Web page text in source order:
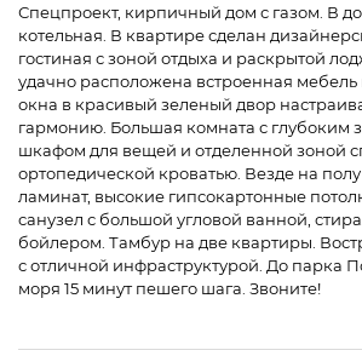
Спецпроект, кирпичный дом с газом. В
котельная. В квартире сделан
гостиная с зоной отдыха и раскрытой
удачно расположена встроенная мебель
окна в красивый зеленый двор
гармонию. Большая комната с глубоким
шкафом для вещей и отделенной зоной
ортопедической кроватью. Везде на
ламинат, высокие гипсокартонные
санузел с большой угловой ванной,
бойлером. Тамбур на две квартиры.
с отличной инфраструктурой. До парка
моря 15 минут пешего шага. Звоните!